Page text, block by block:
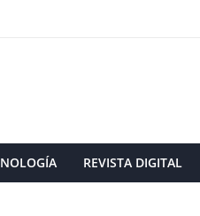
REVISTA DIGITAL